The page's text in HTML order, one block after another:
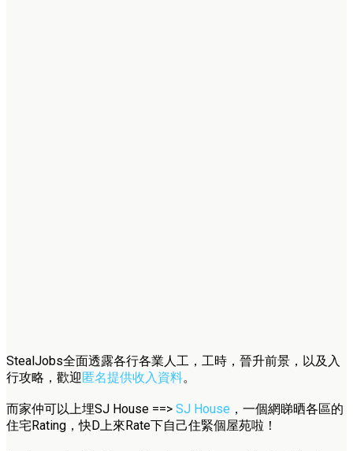
StealJobs全面透露各行各業人工，工時，晉升前景，以及入
行攻略，歡迎匿名提供收入資料。
而家仲可以上埋SJ House ==> SJ House ，一個網睇晒各區的
住宅Rating，快D上來Rate下自己住緊個屋苑啦！